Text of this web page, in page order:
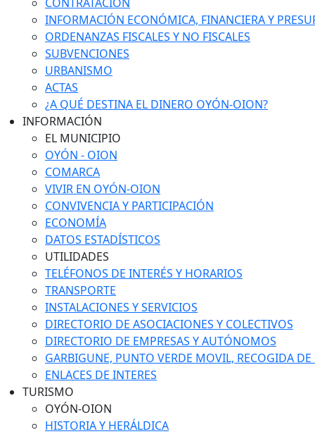
INFORMACIÓN ECONÓMICA, FINANCIERA Y
ORDENANZAS FISCALES Y NO FISCALES
SUBVENCIONES
URBANISMO
ACTAS
¿A QUÉ DESTINA EL DINERO OYÓN-OION?
INFORMACIÓN
EL MUNICIPIO
OYÓN - OION
COMARCA
VIVIR EN OYÓN-OION
CONVIVENCIA Y PARTICIPACIÓN
ECONOMÍA
DATOS ESTADÍSTICOS
UTILIDADES
TELÉFONOS DE INTERÉS Y HORARIOS
TRANSPORTE
INSTALACIONES Y SERVICIOS
DIRECTORIO DE ASOCIACIONES Y COLECTIVOS
DIRECTORIO DE EMPRESAS Y AUTÓNOMOS
GARBIGUNE, PUNTO VERDE MOVIL, RECOGIDA DE
ENLACES DE INTERES
TURISMO
OYÓN-OION
HISTORIA Y HERÁLDICA